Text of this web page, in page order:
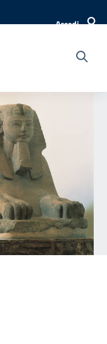
Accedi